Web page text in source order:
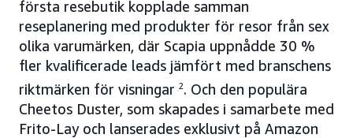
första resebutik kopplade samman
reseplanering med produkter för resor från sex
olika varumärken, där Scapia uppnådde 30 %
fler kvalificerade leads jämfört med branschens
riktmärken för visningar 2. Och den populära
Cheetos Duster, som skapades i samarbete med
Frito-Lay och lanserades exklusivt på Amazon